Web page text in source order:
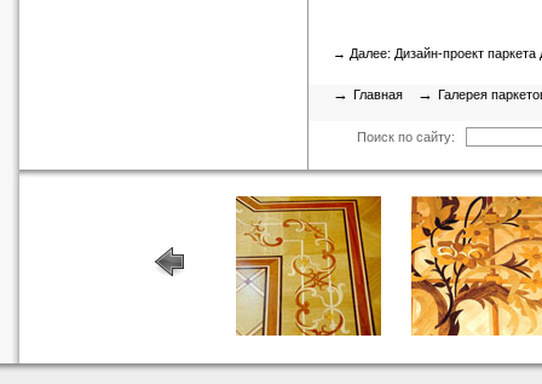
→ Далее: Дизайн-проект паркета
→ Главная → Галерея
Поиск по сайту: